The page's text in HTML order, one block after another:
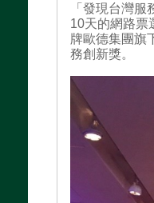
「發現台灣
10天的網路票
牌歐德集團旗
務創新獎。